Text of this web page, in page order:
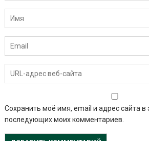
Сохранить моё имя, email и адрес сайта в
последующих моих комментариев.